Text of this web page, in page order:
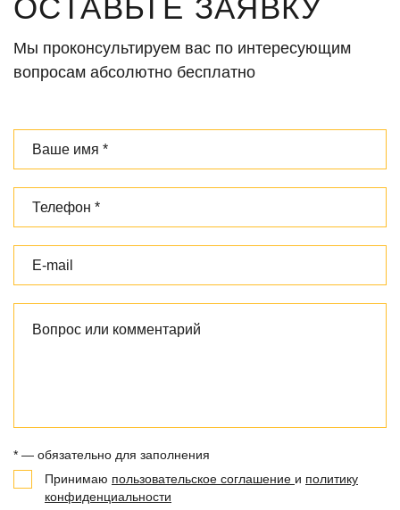
ОСТАВЬТЕ ЗАЯВКУ
Мы проконсультируем вас по интересующим
вопросам абсолютно бесплатно
* — обязательно для заполнения
Принимаю пользовательское соглашение и политику
конфиденциальности